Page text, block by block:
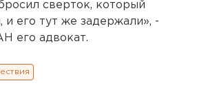
сверток, который
и его тут же задержали», -
его адвокат.